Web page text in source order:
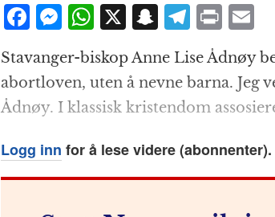
F
c
e
b
o
o
M
ss
e
n
g
e
W
h
at
s
A
p
p
X S
n
a
p
c
h
at
T
el
e
g
r
a
m
P
ri
n
t
m
l
Stavanger-biskop Anne Lise Ådnøy
abortloven, uten å nevne barna. Jeg
Ådnøy. I klassisk kristendom
Logg inn for å lese videre (abonnenter).